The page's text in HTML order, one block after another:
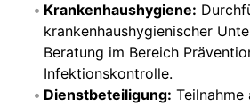
Krankenhaushygiene:
krankenhaushygienischer
Beratung im Bereich
Infektionskontrolle.
Dienstbeteiligung: Teilnahme